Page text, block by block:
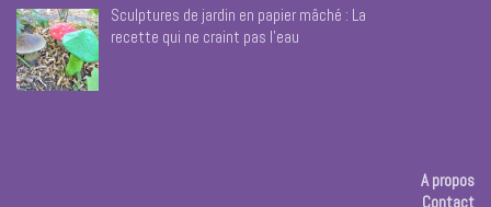
Sculptures de jardin en papier mâché : La
recette qui ne craint pas l’eau
A propos
Contact